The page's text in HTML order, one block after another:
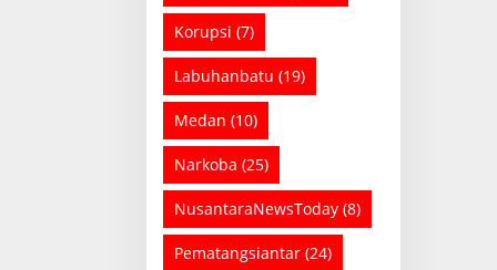
Korupsi (7)
Labuhanbatu (19)
Medan (10)
Narkoba (25)
NusantaraNewsToday (8)
Pematangsiantar (24)